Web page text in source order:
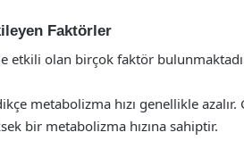
Faktörler
etkili olan birçok faktör
metabolizma hızı genellikle
bir metabolizma hızına sahiptir.